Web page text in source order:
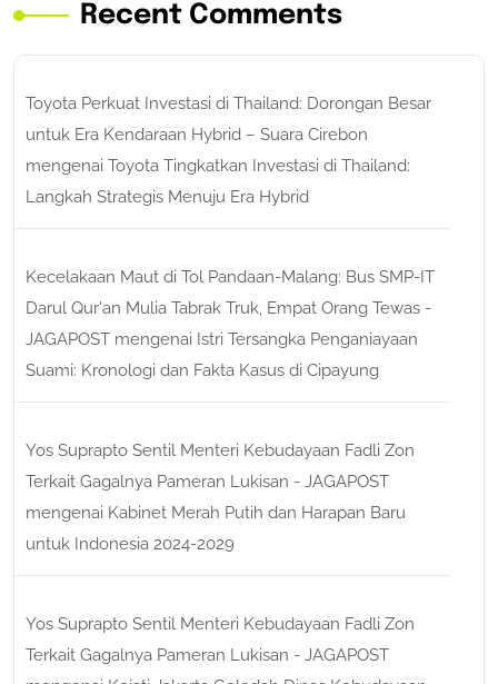
Recent Comments
Toyota Perkuat Investasi di Thailand: Dorongan Besar
untuk Era Kendaraan Hybrid – Suara Cirebon
mengenai Toyota Tingkatkan Investasi di Thailand:
Langkah Strategis Menuju Era Hybrid
Kecelakaan Maut di Tol Pandaan-Malang: Bus SMP-IT
Darul Qur'an Mulia Tabrak Truk, Empat Orang Tewas -
JAGAPOST mengenai Istri Tersangka Penganiayaan
Suami: Kronologi dan Fakta Kasus di Cipayung
Yos Suprapto Sentil Menteri Kebudayaan Fadli Zon
Terkait Gagalnya Pameran Lukisan - JAGAPOST
mengenai Kabinet Merah Putih dan Harapan Baru
untuk Indonesia 2024-2029
Yos Suprapto Sentil Menteri Kebudayaan Fadli Zon
Terkait Gagalnya Pameran Lukisan - JAGAPOST